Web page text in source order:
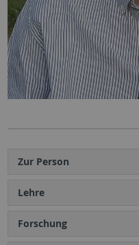
Zur Person
Lehre
Forschung